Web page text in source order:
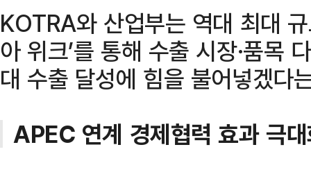
KOTRA와 산업부는 역대 최대
아 위크’를 통해 수출 시장·품목
대 수출 달성에 힘을 불어넣겠다
APEC 연계 경제협력 효과 극